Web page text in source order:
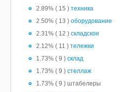
2.89% ( 15 ) техника
2.50% ( 13 ) оборудование
2.31% ( 12 ) складское
2.12% ( 11 ) тележки
1.73% ( 9 ) склад
1.73% ( 9 ) стеллаж
1.73% ( 9 ) штабелеры